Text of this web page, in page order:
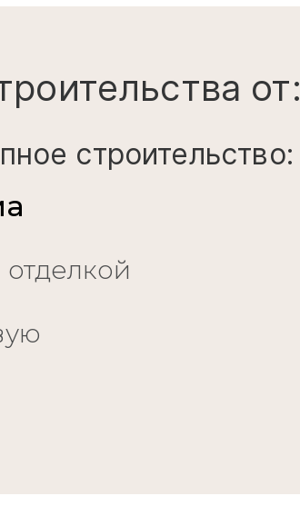
от:
строительство: